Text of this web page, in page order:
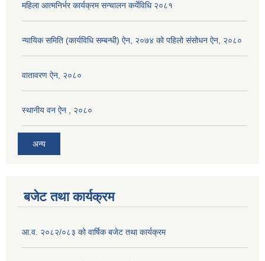
महिला आत्मनिर्भर कार्यक्रम सन्चालन कर्येविधि २०८१
न्यायिक समिति (कार्यविधि सम्बन्धी) ऐन, २०७४ को पहिलो संसोधन ऐन, २०८०
वातावरण ऐन, २०८०
स्थानीय वन ऐन , २०८०
अन्य
बजेट तथा कार्यक्रम
आ.व. २०८२/०८३ को वार्षिक बजेट तथा कार्यक्रम